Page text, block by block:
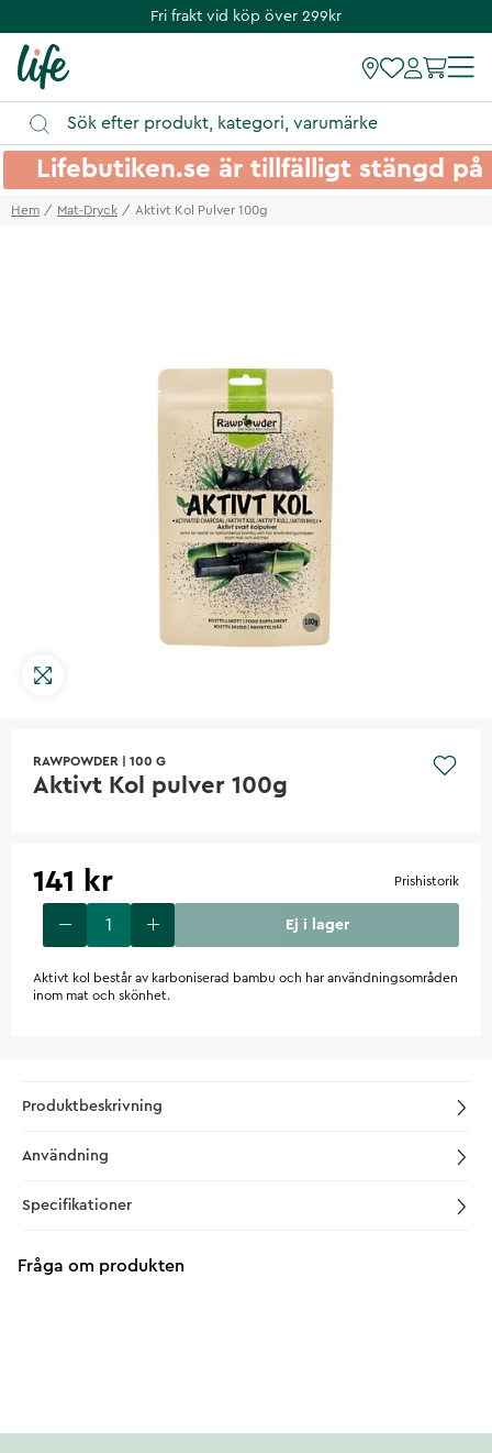
Fri frakt vid köp över 299kr
Lifebutiken.se är tillfälligt stängd
Hem Mat-Dryck Aktivt Kol Pulver 100g
RAWPOWDER 100 G
Aktivt Kol pulver 100g
141 kr Prishistorik
Ej i lager
Aktivt kol består av karboniserad bambu och har användningsområden
inom mat och skönhet.
Produktbeskrivning
Användning
Specifikationer
Fråga om produkten